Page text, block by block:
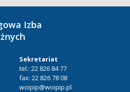
Izba
Sekretariat
tel.: 22 826 84 77
fax: 22 826 78 08
woipip@woipip.pl